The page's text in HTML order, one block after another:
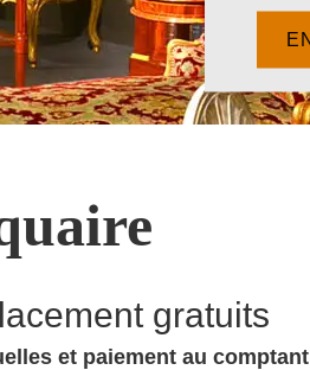
gratuits
et paiement au comptant